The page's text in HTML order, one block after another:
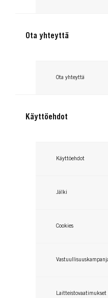
Ota yhteyttä
Ota yhteyttä
Käyttöehdot
Käyttöehdot
Jälki
Cookies
Laitteistovaatimukset